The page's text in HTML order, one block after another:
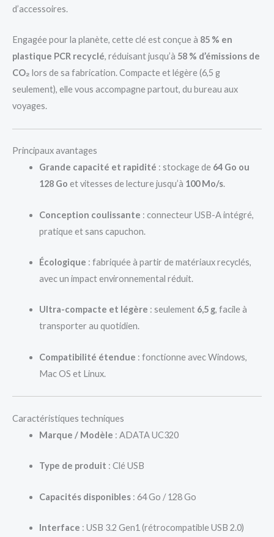
d’accessoires.
Engagée pour la planète, cette clé est conçue à 85 % en
plastique PCR recyclé, réduisant jusqu’à 58 % d’émissions de
CO₂ lors de sa fabrication. Compacte et légère (6,5 g
seulement), elle vous accompagne partout, du bureau aux
voyages.
Principaux avantages
Grande capacité et rapidité : stockage de 64 Go ou
128 Go et vitesses de lecture jusqu’à 100 Mo/s.
Conception coulissante : connecteur USB-A intégré,
pratique et sans capuchon.
Écologique : fabriquée à partir de matériaux recyclés,
avec un impact environnemental réduit.
Ultra-compacte et légère : seulement 6,5 g, facile à
transporter au quotidien.
Compatibilité étendue : fonctionne avec Windows,
Mac OS et Linux.
Caractéristiques techniques
Marque / Modèle : ADATA UC320
Type de produit : Clé USB
Capacités disponibles: 64 Go / 128 Go
Interface : USB 3.2 Gen1 (rétrocompatible USB 2.0)